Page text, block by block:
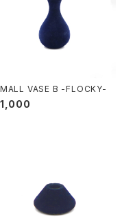
VASE B -FLOCKY-